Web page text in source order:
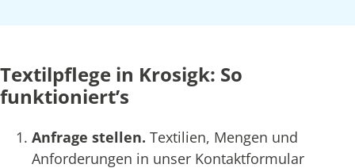
Textilpflege in Krosigk: So
funktioniert’s
Anfrage stellen. Textilien, Mengen und
Anforderungen in unser Kontaktformular